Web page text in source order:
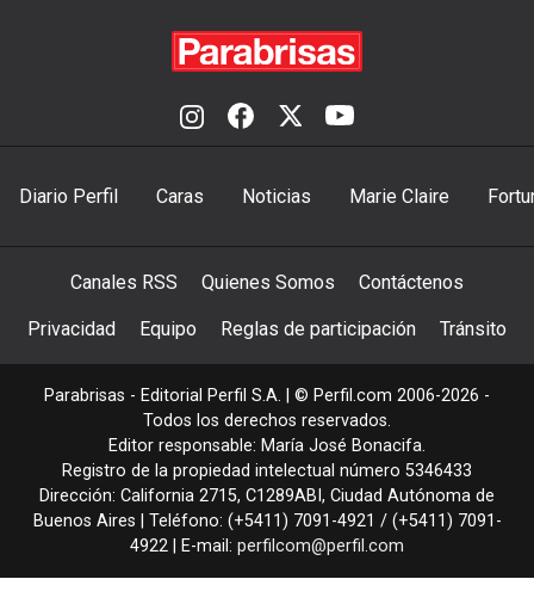
Diario Perfil Caras Noticias Marie Claire
Canales RSS Quienes Somos Contáctenos
Privacidad Equipo Reglas de participación Tránsito
Parabrisas - Editorial Perfil S.A. | © Perfil.com 2006-2026 -
Todos los derechos reservados.
Editor responsable: María José Bonacifa.
Registro de la propiedad intelectual número 5346433
Dirección: California 2715, C1289ABI , Ciudad Autónoma de
Buenos Aires | Teléfono: (+5411) 7091-4921 / (+5411) 7091-
4922 | E-mail: perfilcom@perfil.com